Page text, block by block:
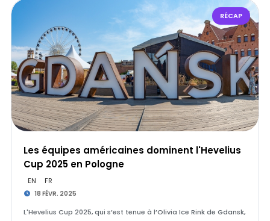
RÉCAP
Les équipes américaines dominent l'Hevelius
Cup 2025 en Pologne
EN FR
18 FÉVR. 2025
L'Hevelius Cup 2025, qui s’est tenue à l’Olivia Ice Rink de Gdansk,